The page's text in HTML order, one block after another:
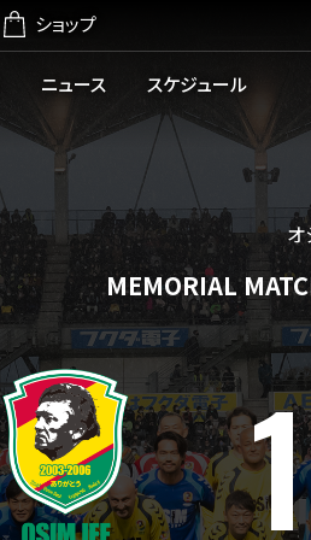
ショップ
ニュース スケジュール
オ
MEMORIAL
1